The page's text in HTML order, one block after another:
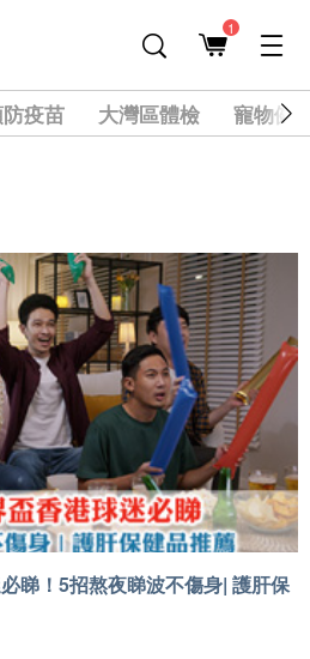
1
疫苗 大灣區體檢 寵物健
睇！5招熬夜睇波不傷身| 護肝保